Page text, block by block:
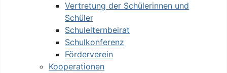
Vertretung der Schülerinnen und
Schüler
Schulelternbeirat
Schulkonferenz
Förderverein
Kooperationen